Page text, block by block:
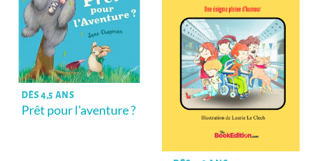
DÈS 4,5 ANS
Prêt pour l’aventure ?